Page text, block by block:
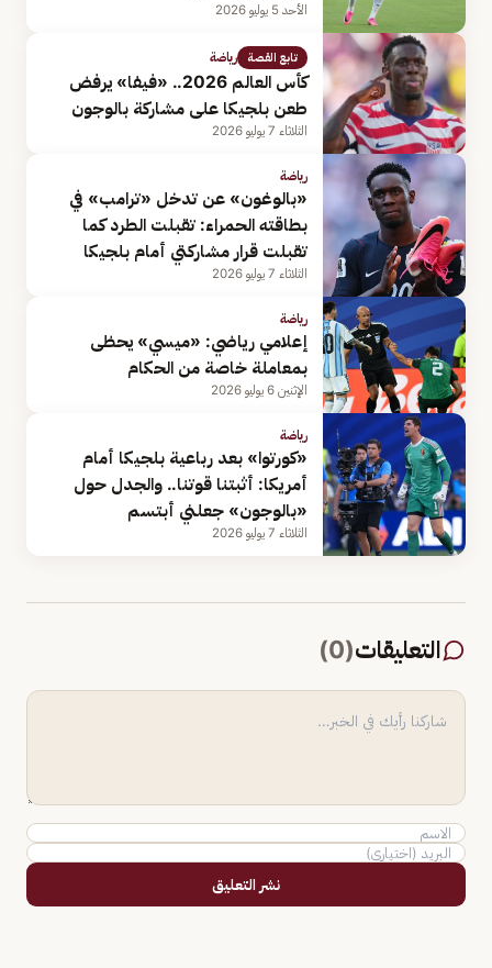
الأحد 5 يوليو 2026
تابع القصة رياضة
كأس العالم 2026.. «فيفا» يرفض
طعن بلجيكا على مشاركة بالوجون
الثلاثاء 7 يوليو 2026
رياضة
«بالوغون» عن تدخل «ترامب» في
بطاقته الحمراء: تقبلت الطرد كما
تقبلت قرار مشاركتي أمام بلجيكا
الثلاثاء 7 يوليو 2026
رياضة
إعلامي رياضي: «ميسي» يحظى
بمعاملة خاصة من الحكام
الإثنين 6 يوليو 2026
رياضة
«كورتوا» بعد رباعية بلجيكا أمام
أمريكا: أثبتنا قوتنا.. والجدل حول
«بالوجون» جعلني أبتسم
الثلاثاء 7 يوليو 2026
التعليقات(
0
)
نشر التعليق